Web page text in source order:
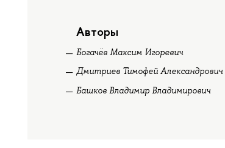
Авторы
Богачёв Максим Игоревич
Дмитриев Тимофей Александрович
Башков Владимир Владимирович